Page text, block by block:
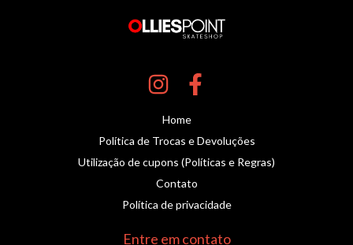
Home
Política de Trocas e Devoluções
Utilização de cupons (Políticas e Regras)
Contato
Política de privacidade
Entre em contato